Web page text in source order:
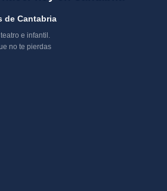
de Cantabria
e infantil.
no te pierdas